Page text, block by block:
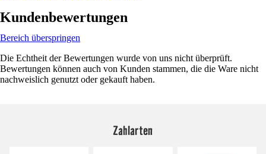
Kundenbewertungen
Bereich überspringen
Die Echtheit der Bewertungen wurde von uns nicht überprüft.
Bewertungen können auch von Kunden stammen, die die Ware nicht
nachweislich genutzt oder gekauft haben.
Zahlarten